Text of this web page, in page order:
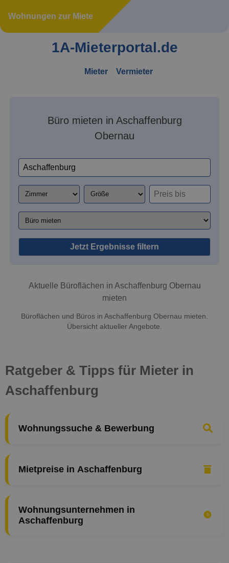
Wohnungen zur Miete
1A-Mieterportal.de
Mieter Vermieter
Büro mieten in Aschaffenburg
Obernau
Jetzt Ergebnisse filtern
Aktuelle Büroflächen in Aschaffenburg Obernau
mieten
Büroflächen und Büros in Aschaffenburg Obernau mieten.
Übersicht aktueller Angebote.
Ratgeber & Tipps für Mieter in
Aschaffenburg
Wohnungssuche & Bewerbung
Mietpreise in Aschaffenburg
Wohnungsunternehmen in
Aschaffenburg